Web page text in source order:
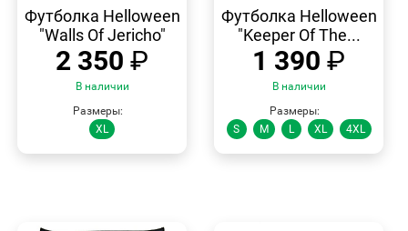
ПРОСМОТР
Футболка Helloween
"Walls Of Jericho"
2 350 ₽
В наличии
Размеры:
XL
ПРОСМОТР
Футболка Helloween
"Keeper Of The...
1 390 ₽
В наличии
Размеры:
S
M L XL 4XL